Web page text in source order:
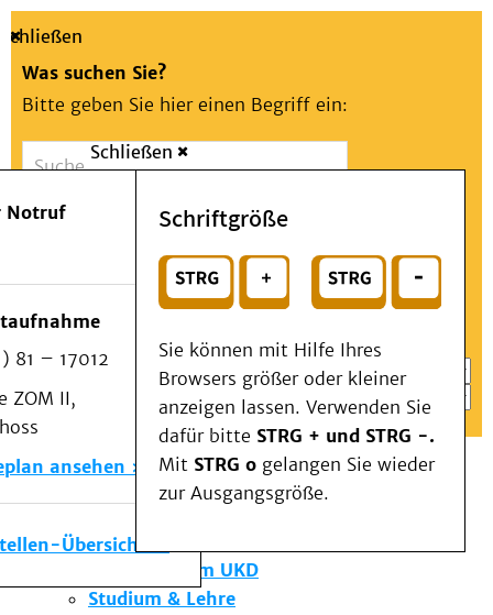
Suche
Schließen
Was suchen Sie?
Bitte geben Sie hier einen Begriff ein:
Suchen
oder
Wählen Sie ein Thema für Ihren Schnelleinstieg
Notfall
Schließen
Notruf
81 – 17012
ZOM II,
ansehen
Übersicht
Schriftgröße
Sie können mit Hilfe Ihres
Browsers größer oder kleiner
anzeigen lassen. Verwenden Sie
dafür bitte STRG + und STRG -.
Mit STRG o gelangen Sie wieder
zur Ausgangsgröße.
Menü
Patienten & Besucher
Kliniken/Institute/Zentren
Als Patient am UKD
Beratung und Unterstützung
Veranstaltungen
Kommunikation im Medizinwesen (KIM)
Notfall
Forschung & Lehre
Die Institute des UKD
Forschung am UKD
Studium & Lehre